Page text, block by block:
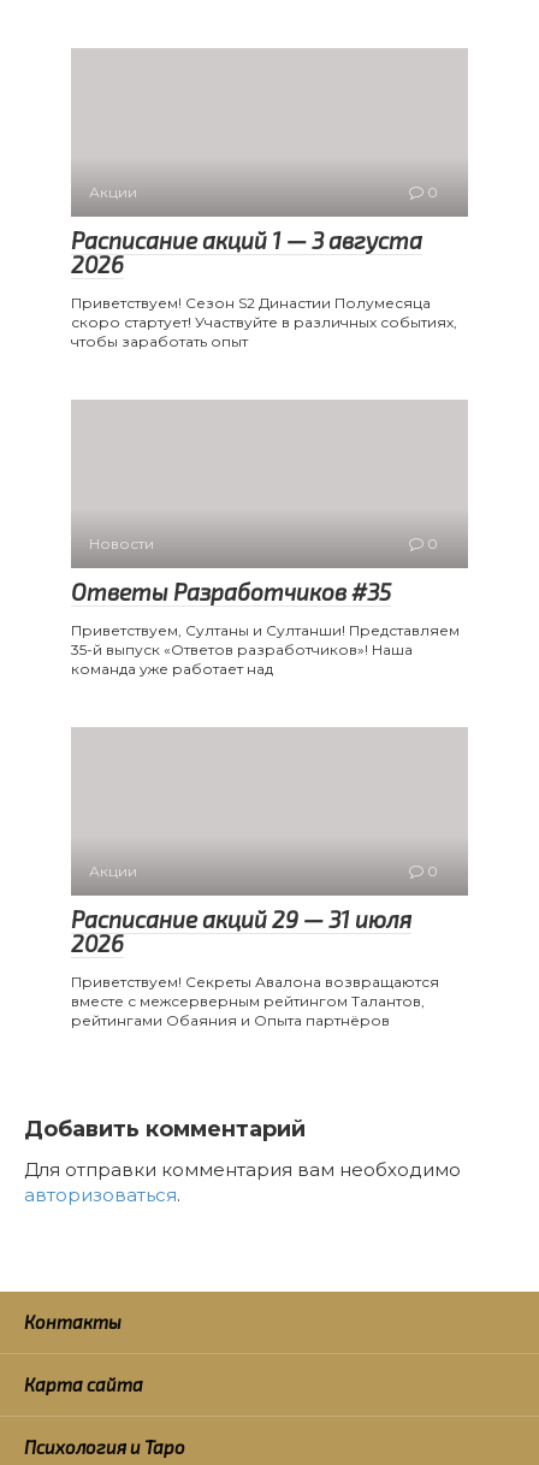
Акции 0
Расписание акций 1 — 3 августа
2026
Приветствуем! Сезон S2 Династии Полумесяца
скоро стартует! Участвуйте в различных событиях,
чтобы заработать опыт
Новости 0
Ответы Разработчиков #35
Приветствуем, Султаны и Султанши! Представляем
35-й выпуск «Ответов разработчиков»! Наша
команда уже работает над
Акции 0
Расписание акций 29 — 31 июля
2026
Приветствуем! Секреты Авалона возвращаются
вместе с межсерверным рейтингом Талантов,
рейтингами Обаяния и Опыта партнёров
Добавить комментарий
Для отправки комментария вам необходимо
авторизоваться.
Контакты
Карта сайта
Психология и Таро